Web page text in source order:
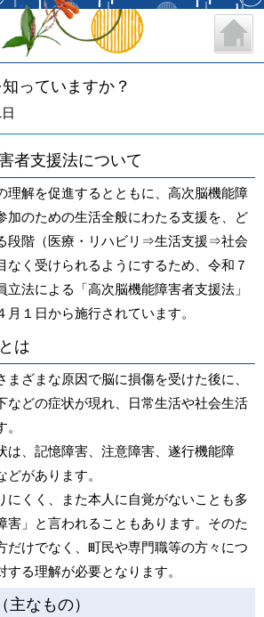
藍住町
っていますか？
者支援法について
解を促進するとともに、高次脳機能障
加のための生活全般にわたる支援を、ど
段階（医療・リハビリ⇒生活支援⇒社会
なく受けられるようにするため、令和７
法による「高次脳機能障害者支援法」
１日から施行されています。
は
ざまな原因で脳に損傷を受けた後に、
などの症状が現れ、日常生活や社会生活
は、記憶障害、注意障害、遂行機能障
があります。
にくく、また本人に自覚がないことも多
害」と言われることもあります。そのた
だけでなく、町民や専門職等の方々につ
る理解が必要となります。
なもの）